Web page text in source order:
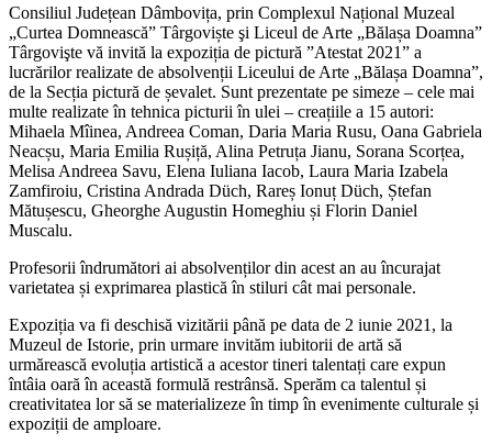
Consiliul Județean Dâmbovița, prin Complexul Național Muzeal
„Curtea Domnească” Târgoviște şi Liceul de Arte „Bălașa Doamna”
Târgovişte vă invită la expoziția de pictură ”Atestat 2021” a
lucrărilor realizate de absolvenții Liceului de Arte „Bălașa Doamna”,
de la Secția pictură de șevalet. Sunt prezentate pe simeze – cele mai
multe realizate în tehnica picturii în ulei – creațiile a 15 autori:
Mihaela Mîinea, Andreea Coman, Daria Maria Rusu, Oana Gabriela
Neacșu, Maria Emilia Rușiță, Alina Petruța Jianu, Sorana Scorțea,
Melisa Andreea Savu, Elena Iuliana Iacob, Laura Maria Izabela
Zamfiroiu, Cristina Andrada Düch, Rareș Ionuț Düch, Ștefan
Mătușescu, Gheorghe Augustin Homeghiu și Florin Daniel
Muscalu.
Profesorii îndrumători ai absolvenților din acest an au încurajat
varietatea și exprimarea plastică în stiluri cât mai personale.
Expoziția va fi deschisă vizitării până pe data de 2 iunie 2021, la
Muzeul de Istorie, prin urmare invităm iubitorii de artă să
urmărească evoluția artistică a acestor tineri talentați care expun
întâia oară în această formulă restrânsă. Sperăm ca talentul și
creativitatea lor să se materializeze în timp în evenimente culturale și
expoziții de amploare.